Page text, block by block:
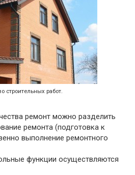
строительных работ.
ремонт можно разделить
ремонта (подготовка к
выполнение ремонтного
функции осуществляются